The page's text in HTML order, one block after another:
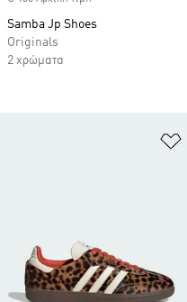
Samba Jp Shoes
Originals
2 χρώματα